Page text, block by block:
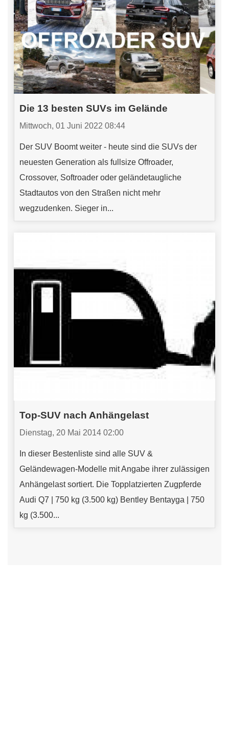
Die 13 besten SUVs im Gelände
Mittwoch, 01 Juni 2022 08:44
Der SUV Boomt weiter - heute sind die SUVs der
neuesten Generation als fullsize Offroader,
Crossover, Softroader oder geländetaugliche
Stadtautos von den Straßen nicht mehr
wegzudenken. Sieger in...
Top-SUV nach Anhängelast
Dienstag, 20 Mai 2014 02:00
In dieser Bestenliste sind alle SUV &
Geländewagen-Modelle mit Angabe ihrer zulässigen
Anhängelast sortiert. Die Topplatzierten Zugpferde
Audi Q7 | 750 kg (3.500 kg) Bentley Bentayga | 750
kg (3.500...